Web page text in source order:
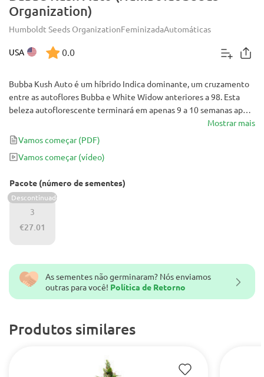
Organization)
Humboldt Seeds OrganizationFeminizadaAutomáticas
USA 0.0
As sementes não germinaram? Nós enviamos
outras para você! Política de Retorno
Produtos similares
Bubba Kush Auto é um híbrido Indica dominante, um cruzamento
entre as autoflores Bubba e White Widow anteriores a 98. Esta
beleza autoflorescente terminará em apenas 9 a 10 semanas após
a germinação e retornará tanto em potência quanto em sabor com
a maioria das cepas regulares de fotoperíodo.
Mostrar mais
Vamos começar (PDF)
Vamos começar(vídeo)
Pacote (número de sementes)
3
Descontinuado
€27.01